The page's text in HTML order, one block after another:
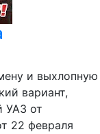
и выхлопную
вариант,
УАЗ от
22 февраля